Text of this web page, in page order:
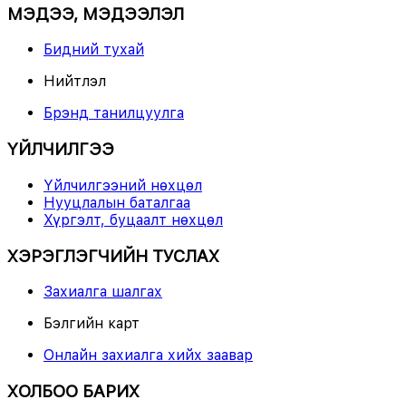
МЭДЭЭ, МЭДЭЭЛЭЛ
Бидний тухай
Нийтлэл
Брэнд танилцуулга
ҮЙЛЧИЛГЭЭ
Үйлчилгээний нөхцөл
Нууцлалын баталгаа
Хүргэлт, буцаалт нөхцөл
ХЭРЭГЛЭГЧИЙН ТУСЛАХ
Захиалга шалгах
Бэлгийн карт
Онлайн захиалга хийх заавар
ХОЛБОО БАРИХ